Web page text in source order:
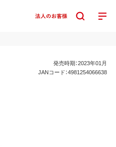
発売時期：2023年01月
JANコード：4981254066638